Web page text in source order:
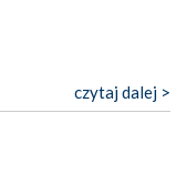
czytaj dalej >